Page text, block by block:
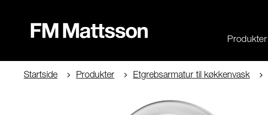
Produkter
Startside Produkter Etgrebsarmatur til køkkenvask